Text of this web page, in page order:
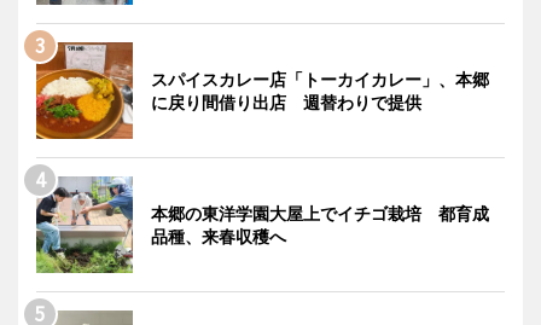
スパイスカレー店「トーカイカレー」、本郷
に戻り間借り出店 週替わりで提供
本郷の東洋学園大屋上でイチゴ栽培 都育成
品種、来春収穫へ